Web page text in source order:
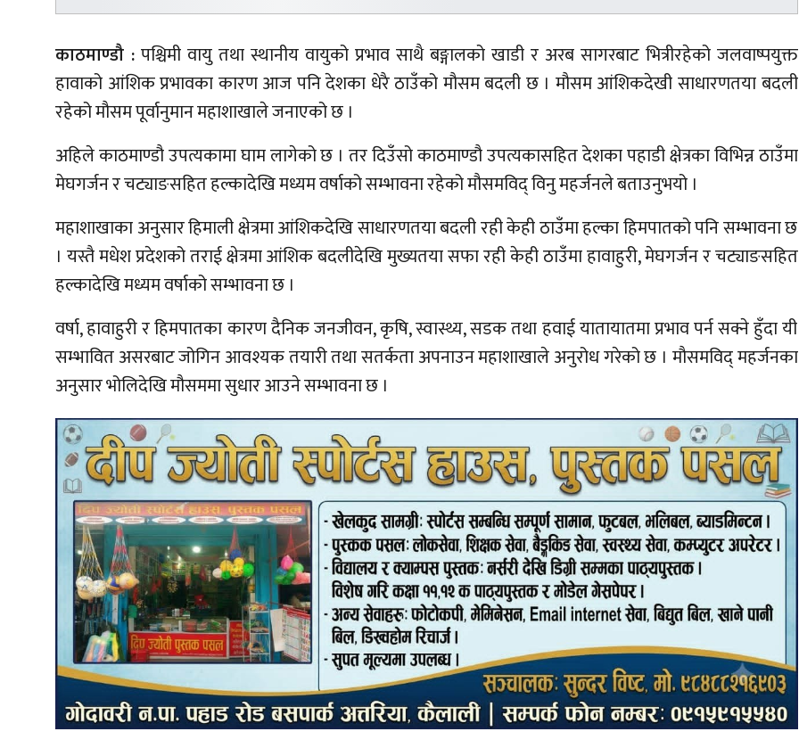
काठमाण्डौ :पश्चिमी वायु तथा स्थानीय वायुको प्रभाव साथै बङ्गालको खाडी र अरब सागरबाट भित्रीरहेको जलवाष्पयुक्त
हावाको आंशिक प्रभावका कारण आज पनि देशका धेरै ठाउँको मौसम बदली छ । मौसम आंशिकदेखी साधारणतया बदली
रहेको मौसम पूर्वानुमान महाशाखाले जनाएको छ ।
अहिले काठमाण्डौ उपत्यकामा घाम लागेको छ । तर दिउँसो काठमाण्डौ उपत्यकासहित देशका पहाडी क्षेत्रका विभिन्न ठाउँमा
मेघगर्जन र चट्याङसहित हल्कादेखि मध्यम वर्षाको सम्भावना रहेको मौसमविद् विनु महर्जनले बताउनुभयो ।
महाशाखाका अनुसार हिमाली क्षेत्रमा आंशिकदेखि साधारणतया बदली रही केही ठाउँमा हल्का हिमपातको पनि सम्भावना छ
। यस्तै मधेश प्रदेशको तराई क्षेत्रमा आंशिक बदलीदेखि मुख्यतया सफा रही केही ठाउँमा हावाहुरी, मेघगर्जन र चट्याङसहित
हल्कादेखि मध्यम वर्षाको सम्भावना छ ।
वर्षा, हावाहुरी र हिमपातका कारण दैनिक जनजीवन, कृषि, स्वास्थ्य, सडक तथा हवाई यातायातमा प्रभाव पर्न सक्ने हुँदा यी
सम्भावित असरबाट जोगिन आवश्यक तयारी तथा सतर्कता अपनाउन महाशाखाले अनुरोध गरेको छ । मौसमविद् महर्जनका
अनुसार भोलिदेखि मौसममा सुधार आउने सम्भावना छ ।